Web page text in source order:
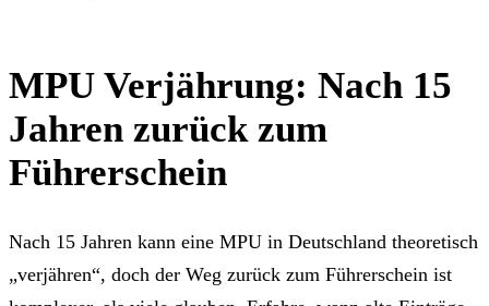
MPU Verjährung: Nach 15
Jahren zurück zum
Führerschein
Nach 15 Jahren kann eine MPU in Deutschland theoretisch
„verjähren“, doch der Weg zurück zum Führerschein ist